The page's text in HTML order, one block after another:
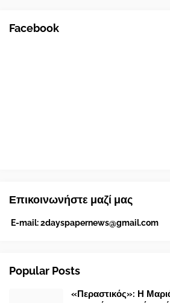
Facebook
Επικοινωνήστε μαζί μας
E-mail:2dayspapernews@gmail.com
Popular Posts
«Περαστικός»: Η